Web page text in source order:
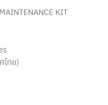
KIT
ไทย)